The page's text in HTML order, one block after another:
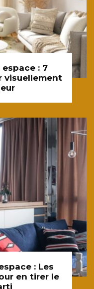
: 7
visuellement
: Les
en tirer le